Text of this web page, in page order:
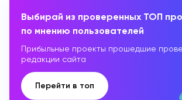
Выбирай из проверенных ТОП
по мнению пользователей
Прибыльные проекты прошедшие
редакции сайта
Перейти в топ